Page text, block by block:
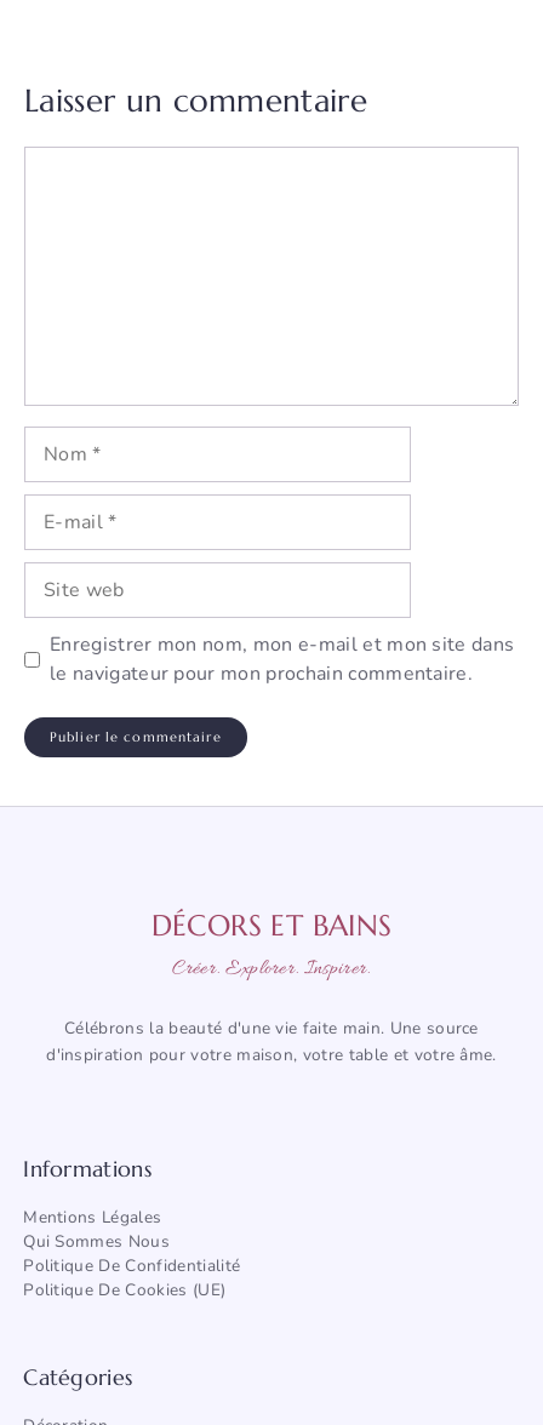
Laisser un commentaire
Nom
mail
Site
web
Enregistrer mon nom, mon e-mail et mon site dans
le navigateur pour mon prochain commentaire.
DÉCORS ET BAINS
Créer. Explorer. Inspirer.
Célébrons la beauté d'une vie faite main. Une source
d'inspiration pour votre maison, votre table et votre âme.
Informations
Mentions Légales
Qui Sommes Nous
Politique De Confidentialité
Politique De Cookies (UE)
Catégories